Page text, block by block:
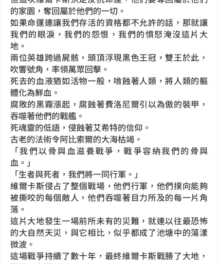
的家園，奪回屬於他們的一切。
如果命運連讓我們存活的資格都不允許的話，那就讓
我們的眼淚，我們的怨恨，我們的憤怒淹沒這片大
地。
兩位英雄跨過屍骸，頭頂浮現黑色王冠，雙王於此，
吹響號角，率領萬眾回擊。
死去的血液猶如活物一般，啃蝕著人類，將人類的軀
體化為鮮血。
腐敗的黑霧漲起，腐蝕著費洛尼爾引以為傲的裝甲，
吞噬著他們的戰艦。
死魂靈的低語，侵蝕著艾希特的信仰。
古老的法術令阿比索爾的大海枯竭。
「我們以骨與血滋養戰爭，戰爭容納我們的骨與
血。」
「生者與死者，我們將一同行軍。」
維爾卡斯侵占了整個戰場，他們行軍，他們撲向能夠
被撕咬的每個敵人，他們吞噬著目力所及的每一片角
落。
這片大地發生一場前所未有的災難，就連以往最恐怖
的大自然天災，與它相比，似乎都成了池塘中的蕩漾
微波。
這場戰爭持續了數十年，最終維爾卡斯戰勝了大地，